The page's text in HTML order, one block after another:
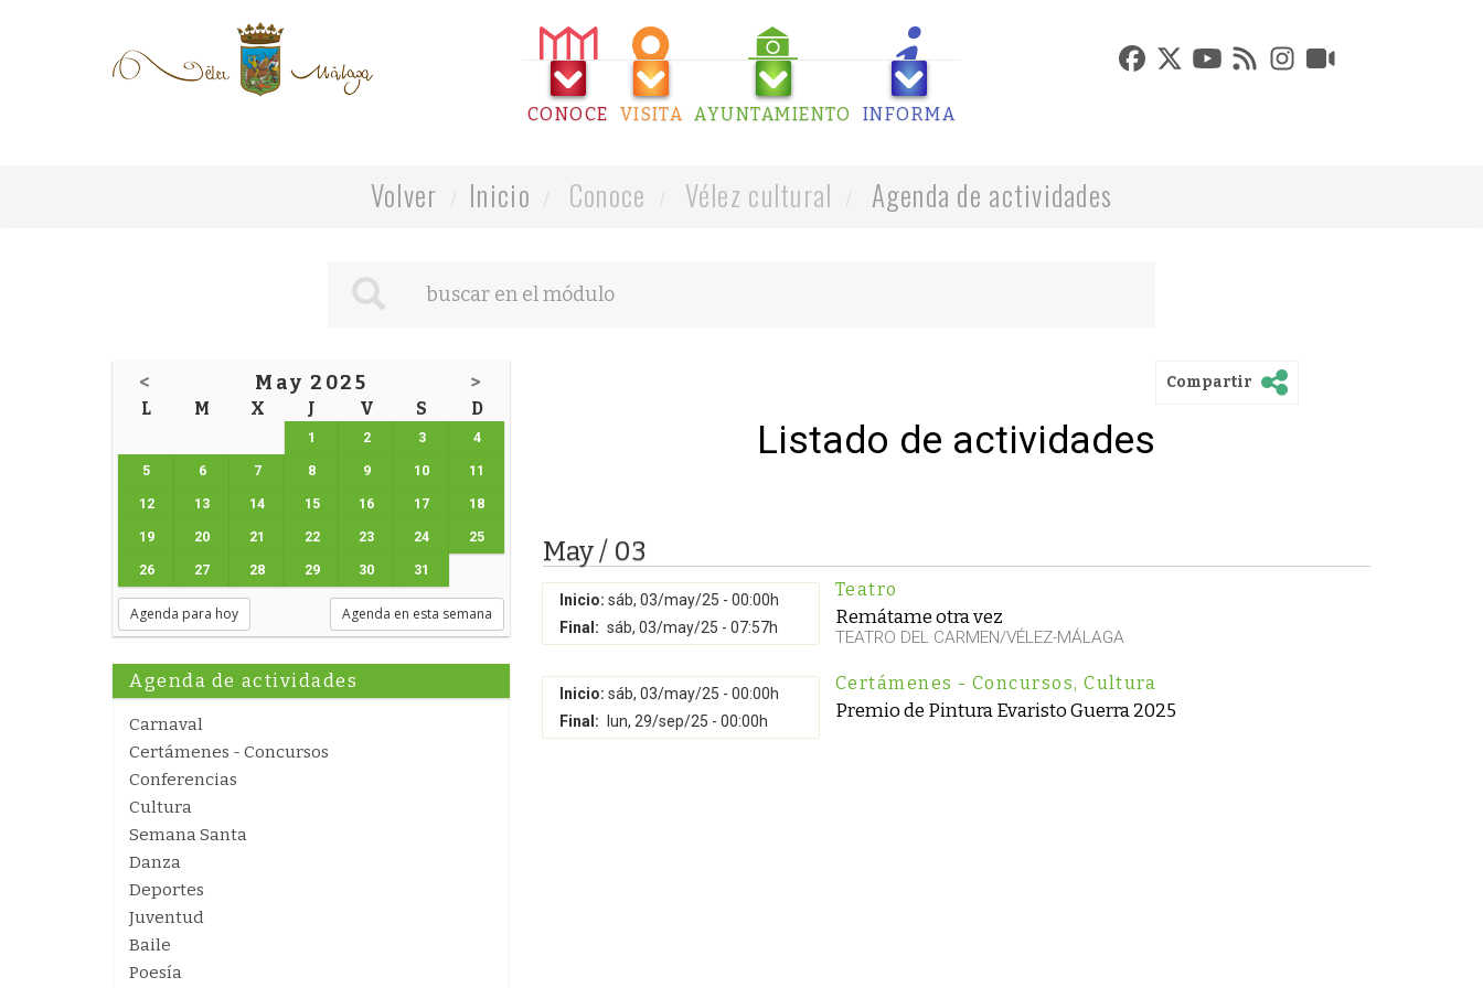
CONOCE VISITA AYUNTAMIENTO INFORMA
Volver Inicio Conoce Vélez cultural Agenda de actividades
< May 2025 >
L M X J V S D
1 2 3 4
5 6 7 8 9 10 11
12 13 14 15 16 17 18
19 20 21 22 23 24 25
26 27 28 29 30 31
Agenda para hoy Agenda en esta semana
Agenda de actividades
Carnaval
Certámenes - Concursos
Conferencias
Cultura
Semana Santa
Danza
Deportes
Juventud
Baile
Poesía
Compartir
Listado de actividades
May / 03
Inicio: sáb, 03/may/25 - 00:00h
Final: sáb, 03/may/25 - 07:57h
Teatro
Remátame otra vez
TEATRO DEL CARMEN/VÉLEZ-MÁLAGA
Inicio: sáb, 03/may/25 - 00:00h
Final:
lun, 29/sep/25 - 00:00h
Certámenes - Concursos, Cultura
Premio de Pintura Evaristo Guerra 2025